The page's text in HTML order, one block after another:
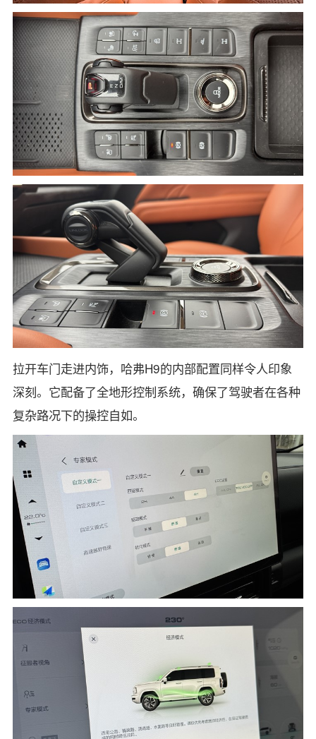
拉开车门走进内饰，哈弗H9的内部配置同样令人印象
深刻。它配备了全地形控制系统，确保了驾驶者在各种
复杂路况下的操控自如。